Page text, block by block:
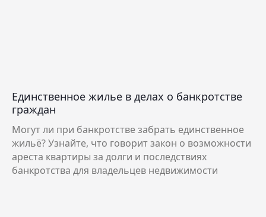
Единственное жилье в делах о банкротстве
граждан
Могут ли при банкротстве забрать единственное
жильё? Узнайте, что говорит закон о возможности
ареста квартиры за долги и последствиях
банкротства для владельцев недвижимости